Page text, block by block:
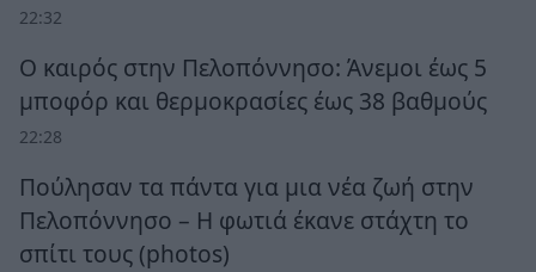
22:32
Ο καιρός στην Πελοπόννησο: Άνεμοι έως 5
μποφόρ και θερμοκρασίες έως 38 βαθμούς
22:28
Πούλησαν τα πάντα για μια νέα ζωή στην
Πελοπόννησο – Η φωτιά έκανε στάχτη το
σπίτι τους (photos)